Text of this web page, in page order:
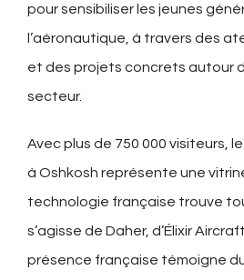
pour sensibiliser les jeunes
l’aéronautique, à travers des
et des projets concrets autour
secteur.
Avec plus de 750 000 visiteurs, le
à Oshkosh représente une
technologie française trouve
s’agisse de Daher, d’Élixir
présence française témoigne